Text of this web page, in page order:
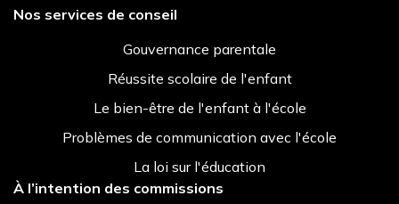
Nos services de conseil
Gouvernance parentale
Réussite scolaire de l'enfant
Le bien-être de l'enfant à l'école
Problèmes de communication avec l'école
La loi sur l'éducation
À l’intention des commissions